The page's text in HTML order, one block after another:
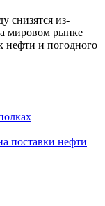
снизятся из-
мировом рынке
нефти и погодного
поставки нефти